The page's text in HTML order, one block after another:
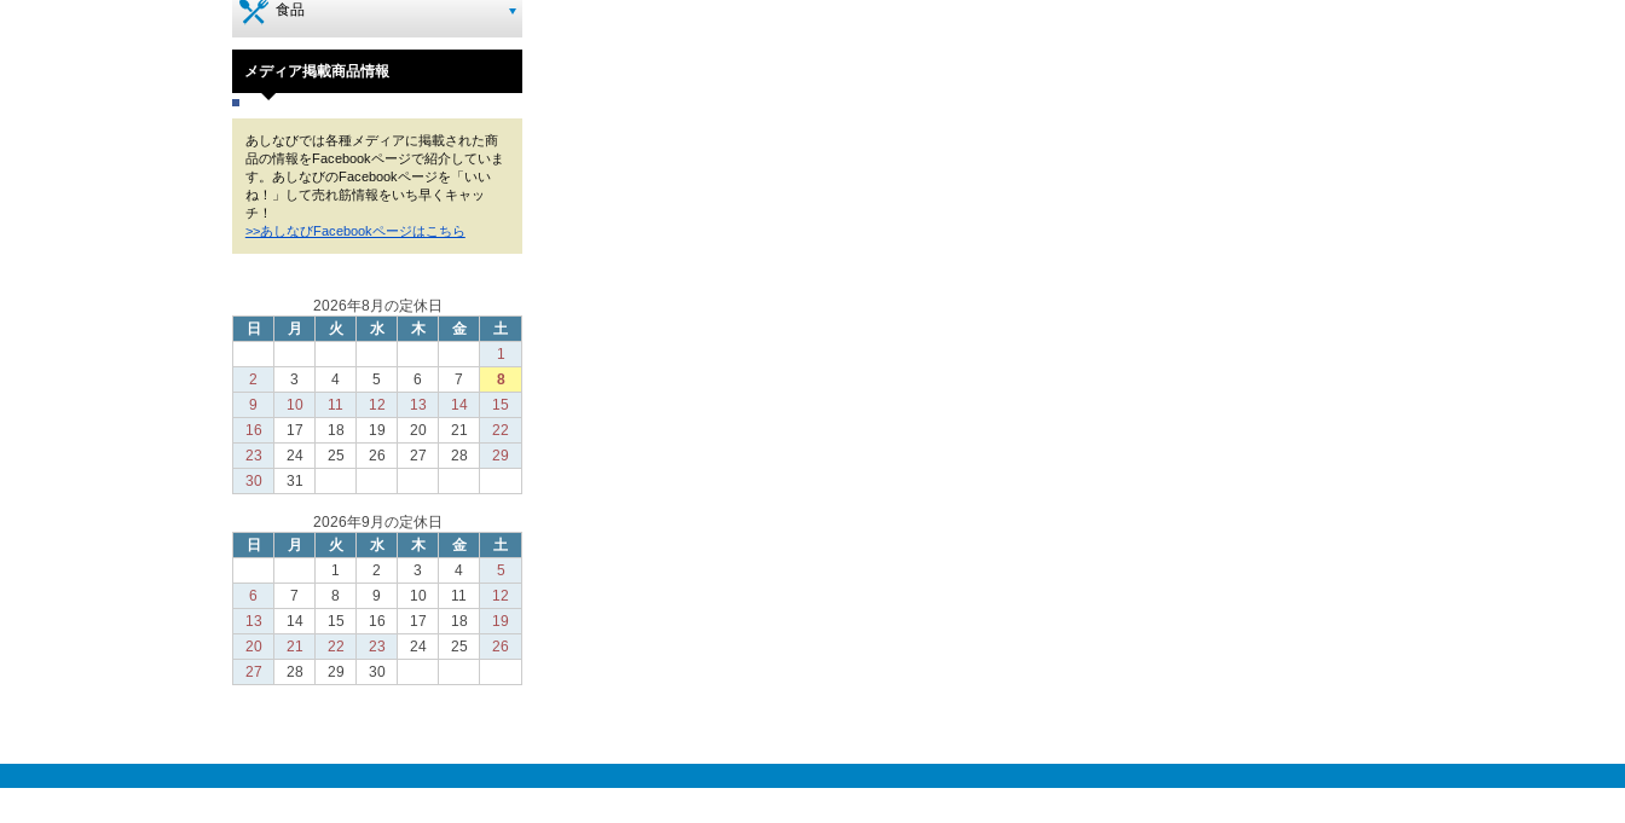
食品
メディア掲載商品情報
あしなびでは各種メディアに掲載された商
品の情報をFacebookページで紹介していま
す。あしなびのFacebookページを「いい
ね！」して売れ筋情報をいち早くキャッ
チ！
>>あしなびFacebookページはこちら
2026年8月の定休日
日
月 火 水 木 金
土
1
2
3 4 5 6 7
8
9
10 11 12 13 14
15
16
17 18 19 20 21
22
23
24 25 26 27 28
29
30
31
2026年9月の定休日
日
月 火 水 木 金
土
1
2 3 4
5
6
7 8 9 10 11
12
13
14 15 16 17 18
19
20
21 22 23 24 25
26
27
28 29 30